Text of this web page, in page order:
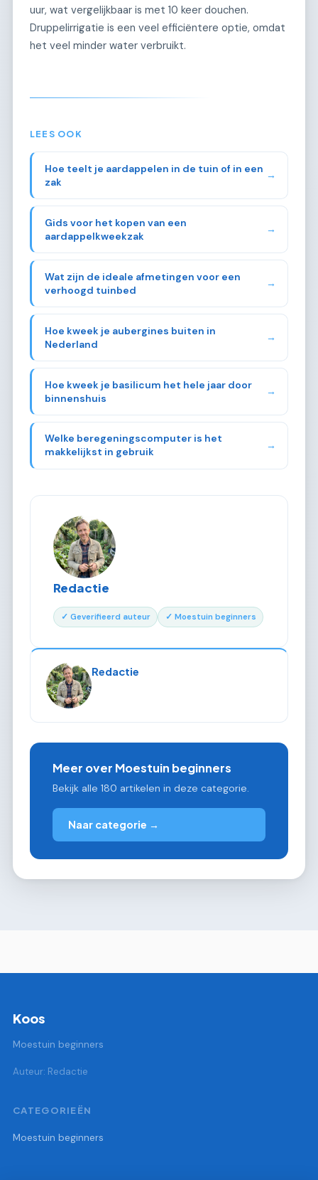
uur, wat vergelijkbaar is met 10 keer douchen.
Druppelirrigatie is een veel efficiëntere optie, omdat
het veel minder water verbruikt.
LEES OOK
Hoe teelt je aardappelen in de tuin of in een
zak
→
Gids voor het kopen van een
aardappelkweekzak
→
Wat zijn de ideale afmetingen voor een
verhoogd tuinbed
→
Hoe kweek je aubergines buiten in
Nederland
→
Hoe kweek je basilicum het hele jaar door
binnenshuis
→
Welke beregeningscomputer is het
makkelijkst in gebruik
→
Redactie
✓ Geverifieerd auteur ✓ Moestuin beginners
Redactie
Meer over Moestuin beginners
Bekijk alle 180 artikelen in deze categorie.
Naar categorie →
Koos
Moestuin beginners
Auteur: Redactie
CATEGORIEËN
Moestuin beginners